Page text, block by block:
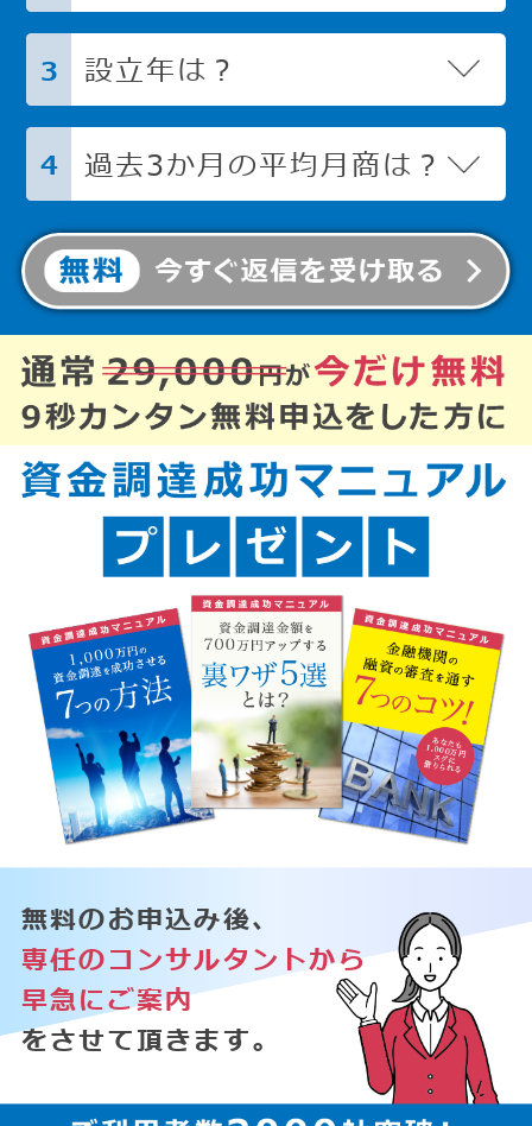
3 設立年は？
4 過去3か月の平均月商は？
無料のお申込み後、
専任のコンサルタントから
早急にご案内
をさせて頂きます。